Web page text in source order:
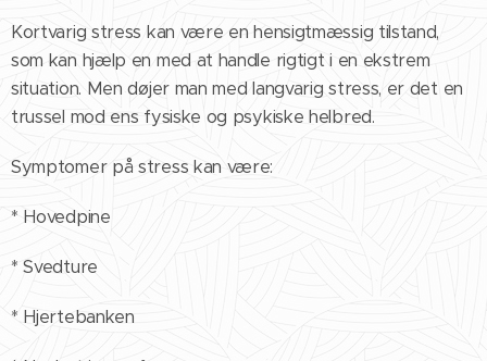
Kortvarig stress kan være en hensigtmæssig tilstand,
som kan hjælp en med at handle rigtigt i en ekstrem
situation. Men døjer man med langvarig stress, er det en
trussel mod ens fysiske og psykiske helbred.
Symptomer på stress kan være:
* Hovedpine
* Svedture
* Hjertebanken